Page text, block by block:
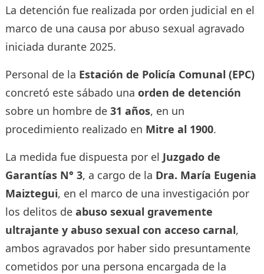
La detención fue realizada por orden judicial en el
marco de una causa por abuso sexual agravado
iniciada durante 2025.
Personal de la Estación de Policía Comunal (EPC)
concretó este sábado una orden de detención
sobre un hombre de 31 años, en un
procedimiento realizado en Mitre al 1900.
La medida fue dispuesta por el Juzgado de
Garantías N° 3, a cargo de la Dra. María Eugenia
Maiztegui, en el marco de una investigación por
los delitos de abuso sexual gravemente
ultrajante y abuso sexual con acceso carnal,
ambos agravados por haber sido presuntamente
cometidos por una persona encargada de la